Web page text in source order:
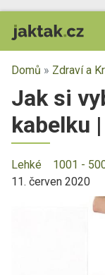
Domů » Zdraví a
Jak si
kabelku
Lehké 1001 -
11. červen 2020